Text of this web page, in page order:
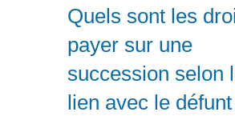
Quels sont les
payer sur une
succession selon
lien avec le